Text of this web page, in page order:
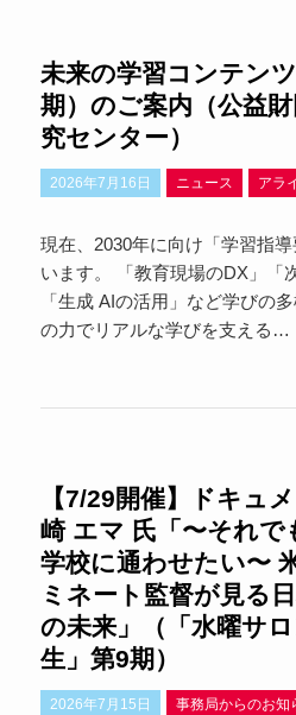
未来の学習コンテン
期）のご案内（公益
究センター）
2026年7月16日 ニュース アラ
現在、2030年に向け「学習指
います。 「教育現場のDX」「
「生成 AIの活用」など学びの
の力でリアルな学びを支える…
【7/29開催】ドキュ
崎 エマ 氏「〜それで
学校に通わせたい〜
ミネート監督が見る
の未来」（「水曜サ
生」第9期）
2026年7月15日 事務局からのお知